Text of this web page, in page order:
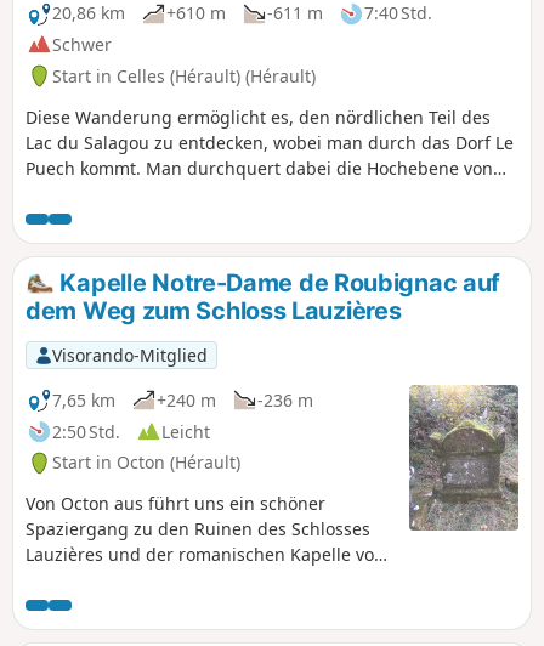
20,86 km
+610 m -611 m
7:40 Std.
Schwer
Start in Celles (Hérault) (Hérault)
Diese Wanderung ermöglicht es, den nördlichen Teil des
Lac du Salagou zu entdecken, wobei man durch das Dorf Le
Puech kommt. Man durchquert dabei die Hochebene von
Kapelle Notre-Dame de Roubignac auf
dem Weg zum Schloss Lauzières
Visorando-Mitglied
7,65 km
+240 m
-236 m
2:50 Std.
Leicht
Start in Octon (Hérault)
Von Octon aus führt uns ein schöner
Spaziergang zu den Ruinen des Schlosses
Lauzières und der romanischen Kapelle von